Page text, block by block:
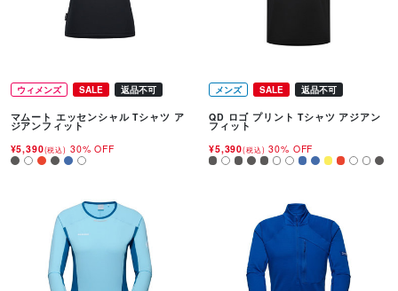
ウィメンズ SALE 返品不可
マムート エッセンシャル Tシャツ ア
ジアンフィット
¥5,390(税込) 30% OFF
メンズ SALE 返品不可
QD ロゴ プリント Tシャツ アジアン
フィット
¥5,390(税込) 30% OFF